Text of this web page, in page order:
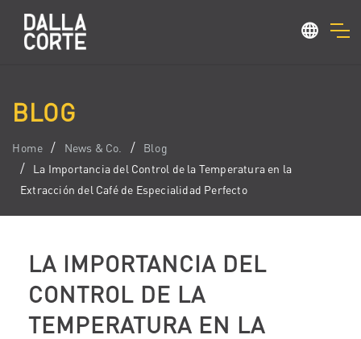
BLOG
Home News & Co.
Blog
La Importancia del Control de la Temperatura en la
Extracción del Café de Especialidad Perfecto
LA IMPORTANCIA DEL
CONTROL DE LA
TEMPERATURA EN LA